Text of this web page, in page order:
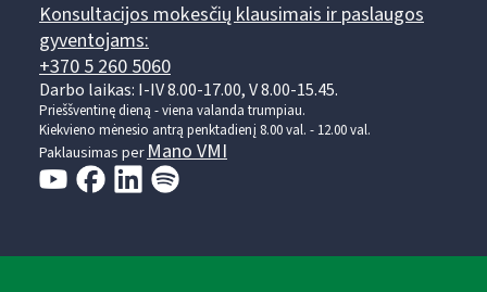
Konsultacijos mokesčių klausimais ir paslaugos
gyventojams:
+370 5 260 5060
Darbo laikas: I-IV 8.00-17.00, V 8.00-15.45.
Prieššventinę dieną - viena valanda trumpiau.
Kiekvieno mėnesio antrą penktadienį 8.00 val. - 12.00 val.
Paklausimas perMano VMI